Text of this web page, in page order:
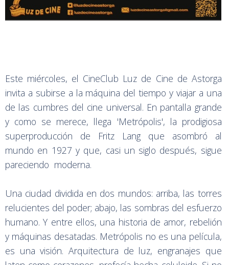
Este miércoles, el CineClub Luz de Cine de Astorga
invita a subirse a la máquina del tiempo y viajar a una
de las cumbres del cine universal. En pantalla grande
y como se merece, llega 'Metrópolis', la prodigiosa
superproducción de Fritz Lang que asombró al
mundo en 1927 y que, casi un siglo después, sigue
pareciendo moderna.
Una ciudad dividida en dos mundos: arriba, las torres
relucientes del poder; abajo, las sombras del esfuerzo
humano. Y entre ellos, una historia de amor, rebelión
y máquinas desatadas. Metrópolis no es una película,
es una visión. Arquitectura de luz, engranajes que